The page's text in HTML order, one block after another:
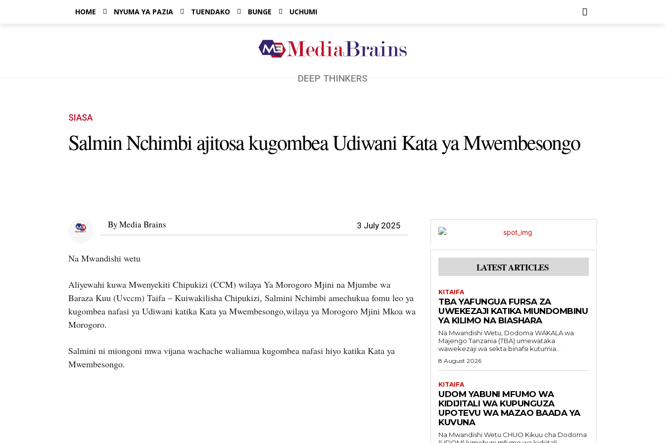
HOME NYUMA YA PAZIA TUENDAKO BUNGE UCHUMI
DEEP THINKERS
SIASA
Salmin Nchimbi ajitosa kugombea Udiwani Kata ya Mwembesongo
ByMedia Brains 3 July 2025
Na Mwandishi wetu
Aliyewahi kuwa Mwenyekiti Chipukizi (CCM) wilaya Ya Morogoro Mjini na Mjumbe wa
Baraza Kuu (Uvccm) Taifa – Kuiwakilisha Chipukizi, Salmini Nchimbi amechukua fomu leo ya
kugombea nafasi ya Udiwani katika Kata ya Mwembesongo,wilaya ya Morogoro Mjini Mkoa wa
Morogoro.
Salmini ni miongoni mwa vijana wachache waliamua kugombea nafasi hiyo katika Kata ya
Mwembesongo.
LATEST ARTICLES
KITAIFA
TBA YAFUNGUA FURSA ZA
UWEKEZAJI KATIKA MIUNDOMBINU
YA KILIMO NA BIASHARA
Na Mwandishi Wetu, Dodoma WAKALA wa
Majengo Tanzania (TBA) umewataka
wawekezaji wa sekta binafsi kutumia...
8 August 2026
KITAIFA
UDOM YABUNI MFUMO WA
KIDIJITALI WA KUPUNGUZA
UPOTEVU WA MAZAO BAADA YA
KUVUNA
Na Mwandishi Wetu CHUO Kikuu cha Dodoma